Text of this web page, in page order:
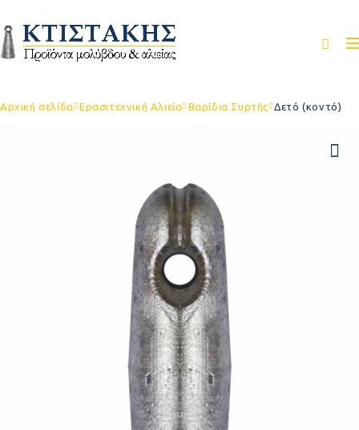
Αρχική σελίδα Ερασιτεχνική Αλιεία Βαρίδια Συρτής Δετό (κοντό)